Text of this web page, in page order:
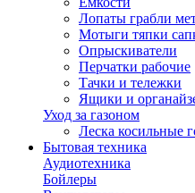
Лопаты грабли
Мотыги тяпки
Опрыскиватели
Перчатки рабочие
Тачки и тележки
Ящики и
Уход за газоном
Леска косильные
Бытовая техника
Аудиотехника
Бойлеры